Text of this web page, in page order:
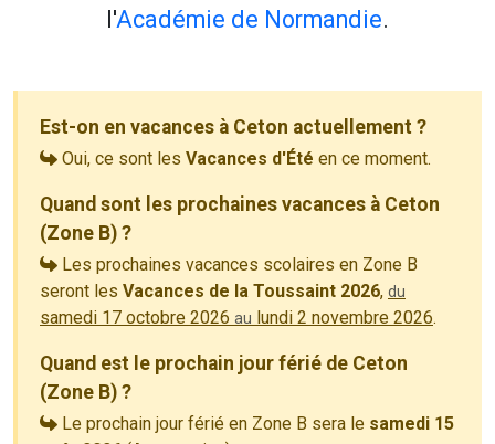
l'Académie de Normandie.
Est-on en vacances à Ceton actuellement ?
Oui, ce sont les Vacances d'Été en ce moment.
Quand sont les prochaines vacances à Ceton
(Zone B) ?
Les prochaines vacances scolaires en Zone B
seront les Vacances de la Toussaint 2026, du
samedi 17 octobre 2026 au lundi 2 novembre 2026.
Quand est le prochain jour férié de Ceton
(Zone B) ?
Le prochain jour férié en Zone B sera le samedi 15